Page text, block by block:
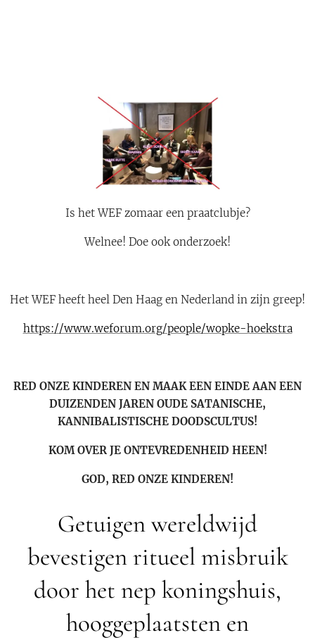
Is het WEF zomaar een praatclubje?
Welnee! Doe ook onderzoek!
Het WEF heeft heel Den Haag en Nederland in zijn greep!
https://www.weforum.org/people/wopke-hoekstra
RED ONZE KINDEREN EN MAAK EEN EINDE AAN EEN
DUIZENDEN JAREN OUDE SATANISCHE,
KANNIBALISTISCHE DOODSCULTUS!
KOM OVER JE ONTEVREDENHEID HEEN!
GOD, RED ONZE KINDEREN!
Getuigen wereldwijd
bevestigen ritueel misbruik
door het nep koningshuis,
hooggeplaatsten en